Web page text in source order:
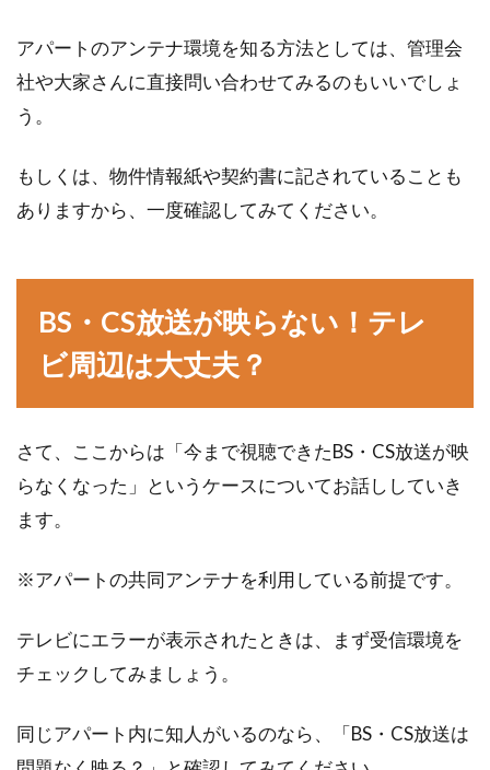
アパートのアンテナ環境を知る方法としては、管理会
社や大家さんに直接問い合わせてみるのもいいでしょ
う。
もしくは、物件情報紙や契約書に記されていることも
ありますから、一度確認してみてください。
BS・CS放送が映らない！テレ
ビ周辺は大丈夫？
さて、ここからは「今まで視聴できたBS・CS放送が映
らなくなった」というケースについてお話ししていき
ます。
※アパートの共同アンテナを利用している前提です。
テレビにエラーが表示されたときは、まず受信環境を
チェックしてみましょう。
同じアパート内に知人がいるのなら、「BS・CS放送は